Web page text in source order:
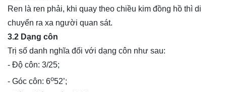
Ren là ren phải, khi quay theo chiều kim đồng hồ thì di
chuyển ra xa người quan sát.
3.2 Dạng côn
Trị số danh nghĩa đối với dạng côn như sau:
- Độ côn: 3/25;
- Góc côn: 6o52’;